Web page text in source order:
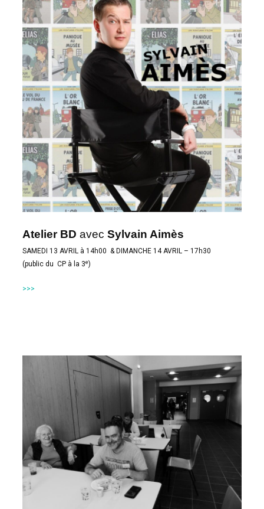
Atelier BD avec Sylvain Aimès
SAMEDI 13 AVRIL à 14h00 & DIMANCHE 14 AVRIL – 17h30
(public du CP à la 3e)
>>>